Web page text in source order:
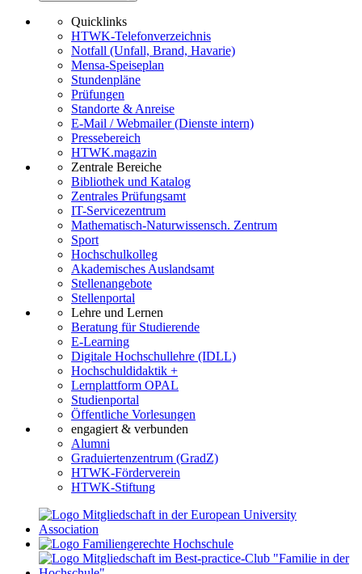
Quicklinks
HTWK-Telefonverzeichnis
Notfall (Unfall, Brand, Havarie)
Mensa-Speiseplan
Stundenpläne
Prüfungen
Standorte & Anreise
E-Mail / Webmailer (Dienste intern)
Pressebereich
HTWK.magazin
Zentrale Bereiche
Bibliothek und Katalog
Zentrales Prüfungsamt
IT-Servicezentrum
Mathematisch-Naturwissensch. Zentrum
Sport
Hochschulkolleg
Akademisches Auslandsamt
Stellenangebote
Stellenportal
Lehre und Lernen
Beratung für Studierende
E-Learning
Digitale Hochschullehre (IDLL)
Hochschuldidaktik +
Lernplattform OPAL
Studienportal
Öffentliche Vorlesungen
engagiert & verbunden
Alumni
Graduiertenzentrum (GradZ)
HTWK-Förderverein
HTWK-Stiftung